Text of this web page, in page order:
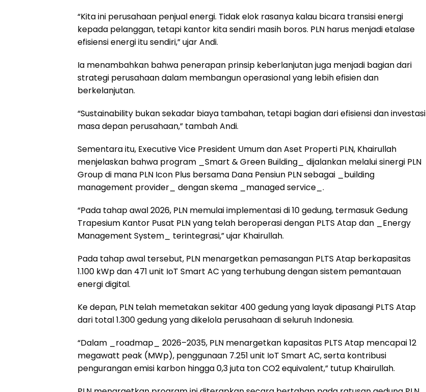
“Kita ini perusahaan penjual energi. Tidak elok rasanya kalau bicara transisi energi
kepada pelanggan, tetapi kantor kita sendiri masih boros. PLN harus menjadi etalase
efisiensi energi itu sendiri,” ujar Andi.
Ia menambahkan bahwa penerapan prinsip keberlanjutan juga menjadi bagian dari
strategi perusahaan dalam membangun operasional yang lebih efisien dan
berkelanjutan.
“Sustainability bukan sekadar biaya tambahan, tetapi bagian dari efisiensi dan investasi
masa depan perusahaan,” tambah Andi.
Sementara itu, Executive Vice President Umum dan Aset Properti PLN, Khairullah
menjelaskan bahwa program _Smart & Green Building_ dijalankan melalui sinergi PLN
Group di mana PLN Icon Plus bersama Dana Pensiun PLN sebagai _building
management provider_ dengan skema _managed service_.
“Pada tahap awal 2026, PLN memulai implementasi di 10 gedung, termasuk Gedung
Trapesium Kantor Pusat PLN yang telah beroperasi dengan PLTS Atap dan _Energy
Management System_ terintegrasi,” ujar Khairullah.
Pada tahap awal tersebut, PLN menargetkan pemasangan PLTS Atap berkapasitas
1.100 kWp dan 471 unit IoT Smart AC yang terhubung dengan sistem pemantauan
energi digital.
Ke depan, PLN telah memetakan sekitar 400 gedung yang layak dipasangi PLTS Atap
dari total 1.300 gedung yang dikelola perusahaan di seluruh Indonesia.
“Dalam _roadmap_ 2026–2035, PLN menargetkan kapasitas PLTS Atap mencapai 12
megawatt peak (MWp), penggunaan 7.251 unit IoT Smart AC, serta kontribusi
pengurangan emisi karbon hingga 0,3 juta ton CO2 equivalent,” tutup Khairullah.